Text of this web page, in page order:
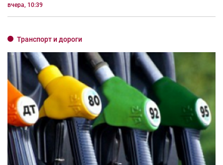
вчера, 10:39
Транспорт и дороги